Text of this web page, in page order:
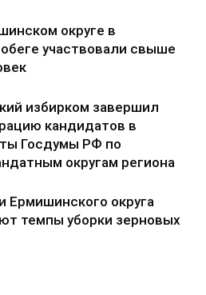
округе в
участвовали свыше
избирком завершил
кандидатов в
Госдумы РФ по
округам региона
Ермишинского округа
темпы уборки зерновых